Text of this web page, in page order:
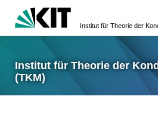
Institut für Theorie der
(TKM)